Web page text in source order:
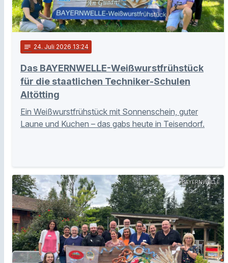
notes 24. Juli 2026 13:24
Das BAYERNWELLE-Weißwurstfrühstück
für die staatlichen Techniker-Schulen
Altötting
Ein Weißwurstfrühstück mit Sonnenschein, guter
Laune und Kuchen – das gabs heute in Teisendorf.
BAYERNWELLE